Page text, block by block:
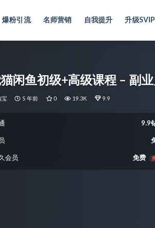
爆粉引流 名师营销 自我提升 升级SVIP
闲鱼初级+高级课程 – 副
宝 5 年前 0 19.3K 9.9
9.9
会员 免费